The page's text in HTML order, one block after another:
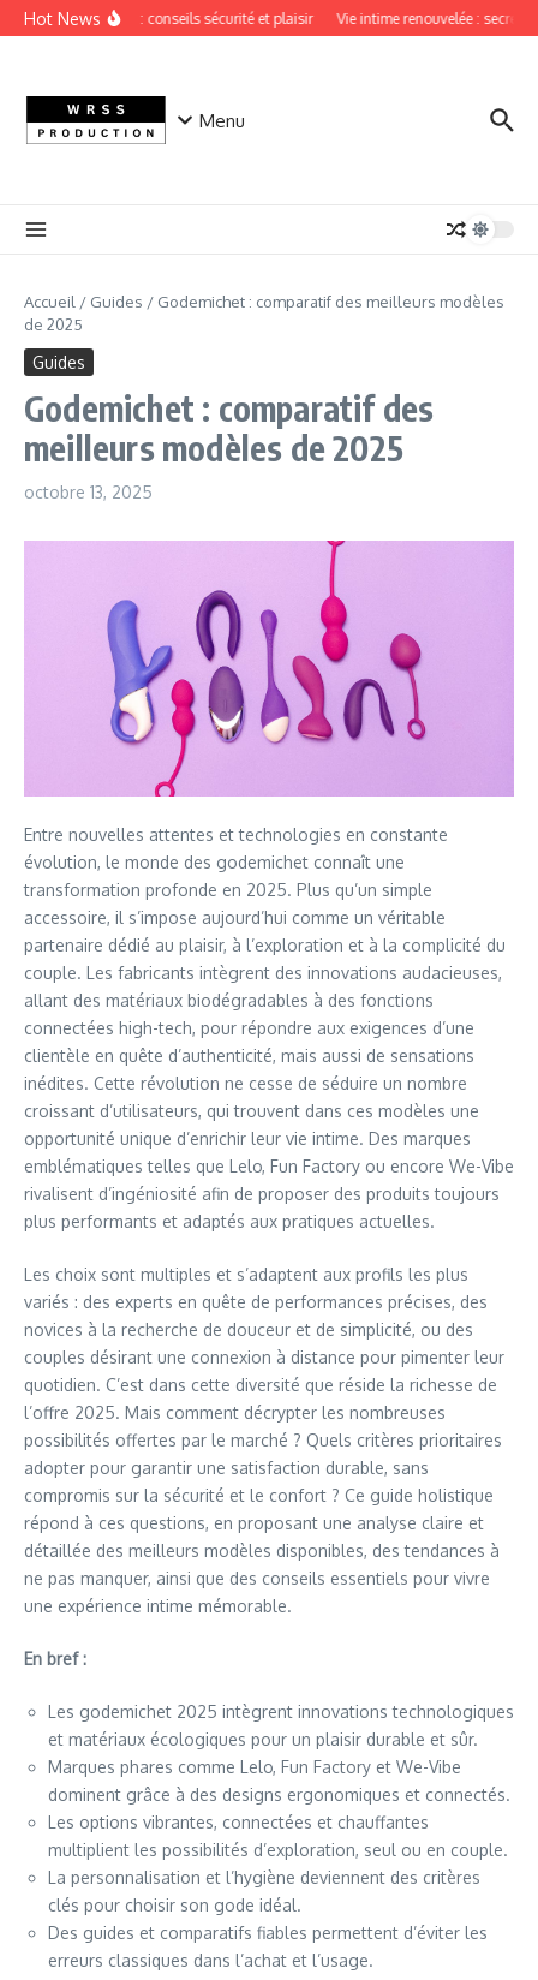
Aller au contenu
Hot News
Sextoy vaginal : conseils sécurité et plaisir Vie intime renouvelée : secrets
Menu
Accueil / Guides / Godemichet : comparatif des meilleurs modèles
de 2025
Guides
Godemichet : comparatif des
meilleurs modèles de 2025
octobre 13, 2025
Entre nouvelles attentes et technologies en constante
évolution, le monde des godemichet connaît une
transformation profonde en 2025. Plus qu’un simple
accessoire, il s’impose aujourd’hui comme un véritable
partenaire dédié au plaisir, à l’exploration et à la complicité du
couple. Les fabricants intègrent des innovations audacieuses,
allant des matériaux biodégradables à des fonctions
connectées high-tech, pour répondre aux exigences d’une
clientèle en quête d’authenticité, mais aussi de sensations
inédites. Cette révolution ne cesse de séduire un nombre
croissant d’utilisateurs, qui trouvent dans ces modèles une
opportunité unique d’enrichir leur vie intime. Des marques
emblématiques telles que Lelo, Fun Factory ou encore We-Vibe
rivalisent d’ingéniosité afin de proposer des produits toujours
plus performants et adaptés aux pratiques actuelles.
Les choix sont multiples et s’adaptent aux profils les plus
variés : des experts en quête de performances précises, des
novices à la recherche de douceur et de simplicité, ou des
couples désirant une connexion à distance pour pimenter leur
quotidien. C’est dans cette diversité que réside la richesse de
l’offre 2025. Mais comment décrypter les nombreuses
possibilités offertes par le marché ? Quels critères prioritaires
adopter pour garantir une satisfaction durable, sans
compromis sur la sécurité et le confort ? Ce guide holistique
répond à ces questions, en proposant une analyse claire et
détaillée des meilleurs modèles disponibles, des tendances à
ne pas manquer, ainsi que des conseils essentiels pour vivre
une expérience intime mémorable.
En bref :
Les godemichet 2025 intègrent innovations technologiques
et matériaux écologiques pour un plaisir durable et sûr.
Marques phares comme Lelo, Fun Factory et We-Vibe
dominent grâce à des designs ergonomiques et connectés.
Les options vibrantes, connectées et chauffantes
multiplient les possibilités d’exploration, seul ou en couple.
La personnalisation et l’hygiène deviennent des critères
clés pour choisir son gode idéal.
Des guides et comparatifs fiables permettent d’éviter les
erreurs classiques dans l’achat et l’usage.